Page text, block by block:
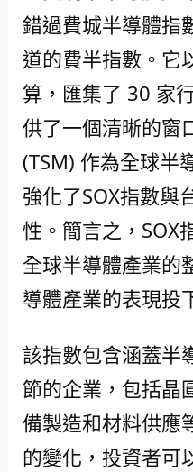
錯過費城半導體指
道的費半指數。它
算，匯集了 30 家
供了一個清晰的窗
(TSM) 作為全球半
強化了SOX指數與
性。簡言之，SOX
全球半導體產業的
導體產業的表現投
該指數包含涵蓋半
節的企業，包括晶
備製造和材料供應
的變化，投資者可